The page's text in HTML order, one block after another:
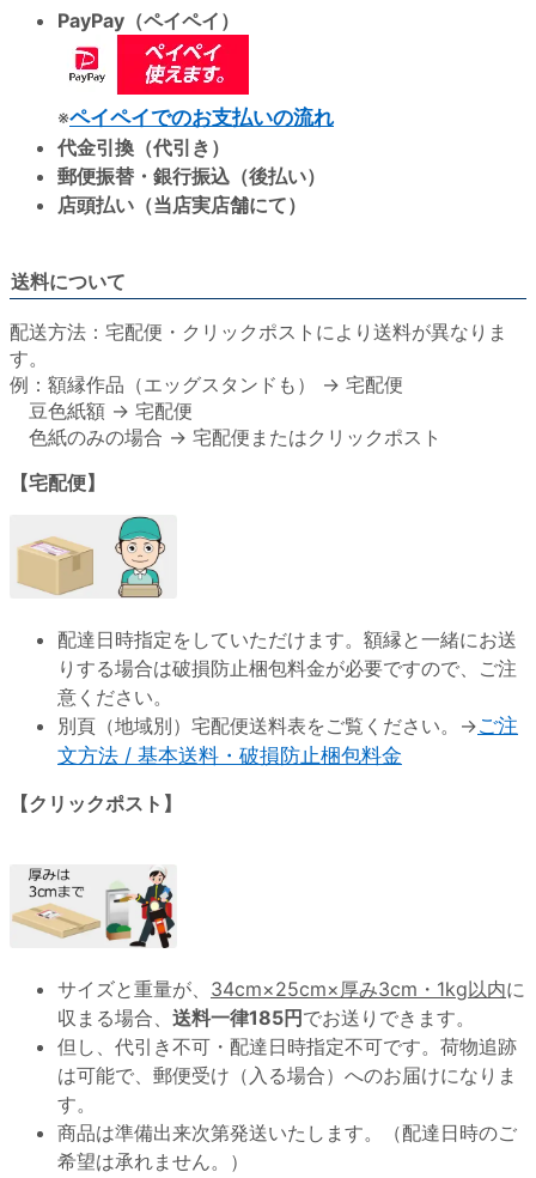
PayPay（ペイペイ）
※ペイペイでのお支払いの流れ
代金引換（代引き）
郵便振替・銀行振込（後払い）
店頭払い（当店実店舗にて）
送料について
配送方法：宅配便・クリックポストにより送料が異なりま
す。
例：額縁作品（エッグスタンドも） → 宅配便
豆色紙額 → 宅配便
色紙のみの場合 → 宅配便またはクリックポスト
【宅配便】
配達日時指定をしていただけます。額縁と一緒にお送
りする場合は破損防止梱包料金が必要ですので、ご注
意ください。
別頁（地域別）宅配便送料表をご覧ください。→ご注
文方法 / 基本送料・破損防止梱包料金
【クリックポスト】
サイズと重量が、 34cm×25cm×厚み3cm・1kg以内に
収まる場合、 送料一律185円 でお送りできます。
但し、代引き不可・配達日時指定不可です。荷物追跡
は可能で、郵便受け（入る場合）へのお届けになりま
す。
商品は準備出来次第発送いたします。（配達日時のご
希望は承れません。）